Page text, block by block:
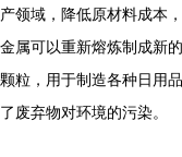
产领域，降低原材料成本
金属可以重新熔炼制成新
颗粒，用于制造各种日用
了废弃物对环境的污染。